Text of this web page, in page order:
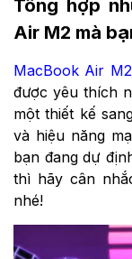
Tổng hợp
Air M2 mà
MacBook Air M2
được yêu thích
một thiết kế
và hiệu năng
bạn đang dự
thì hãy cân
nhé!